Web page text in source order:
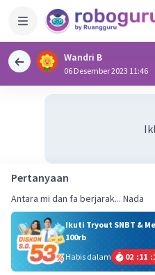
Wandri B
06 Desember 2023 11:46
Pertanyaan
Ikuti Tryout SNBT &
100rb
Habis dalam
02 :11 :